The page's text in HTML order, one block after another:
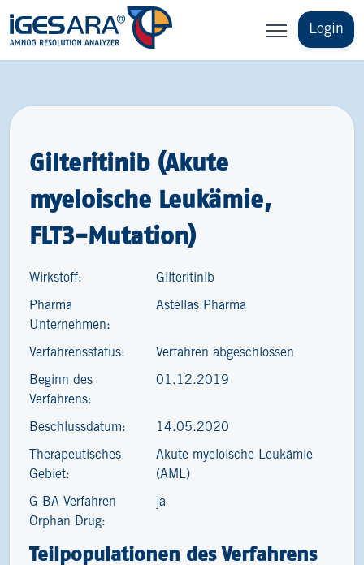
Login
Gilteritinib (Akute
myeloische Leukämie,
FLT3-​Mutation)
Wirkstoff: Gilteritinib
Pharma
Unternehmen:
Astellas Pharma
Verfahrensstatus: Verfahren abgeschlossen
Beginn des
Verfahrens:
01.12.2019
Beschlussdatum: 14.05.2020
Therapeutisches
Gebiet:
Akute myeloische Leukämie
(AML)
G-BA Verfahren
Orphan Drug:
ja
Teilpopulationen des Verfahrens